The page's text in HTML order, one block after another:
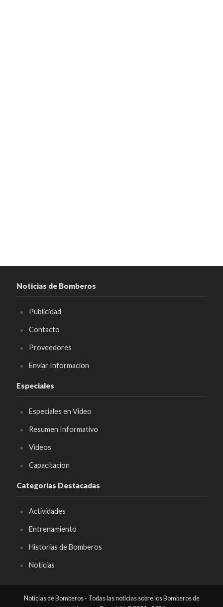
Noticias de Bomberos
Publicidad
Contacto
Proveedores
Enviar Informacion
Especiales
Especiales en Video
Resumen Informativo
Videos
Capacitacion
Categorías Destacadas
Actividades
Entrenamiento
Historias de Bomberos
Noticias
Noticias de Bomberos - Todas las noticias sobre los Bomberos de